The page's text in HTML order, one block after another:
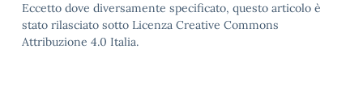
Eccetto dove diversamente specificato, questo articolo è
stato rilasciato sotto Licenza Creative Commons
Attribuzione 4.0 Italia.